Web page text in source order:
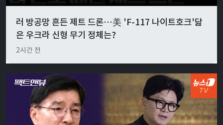
러 방공망 흔든 제트 드론…美 'F-117 나이트호크'닮
은 우크라 신형 무기 정체는?
2시간 전